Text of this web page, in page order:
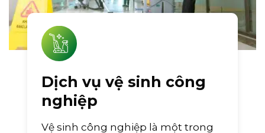
Dịch vụ vệ sinh công
nghiệp
Vệ sinh công nghiệp là một trong